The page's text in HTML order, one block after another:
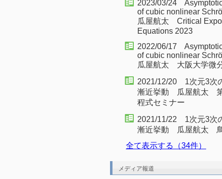
2023/03/24
of cubic nonlinear
瓜屋航太 Critical
Equations 2023
2022/06/17
of cubic nonlinear
瓜屋航太 大阪大学微
2021/12/20 1次元3次
漸近挙動 瓜屋航太 第
程式セミナー
2021/11/22 1次元3次
漸近挙動 瓜屋航太
全て表示する（34件）
メディア報道